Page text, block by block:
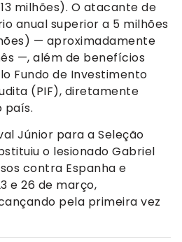
milhões). O atacante de
anual superior a 5 milhões
— aproximadamente
—, além de benefícios
Fundo de Investimento
(PIF), diretamente
país.
Júnior para a Seleção
o lesionado Gabriel
contra Espanha e
e 26 de março,
pela primeira vez